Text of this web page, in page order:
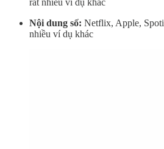
rất nhiều ví dụ khác
Nội dung số: Netflix, Apple,
nhiều ví dụ khác